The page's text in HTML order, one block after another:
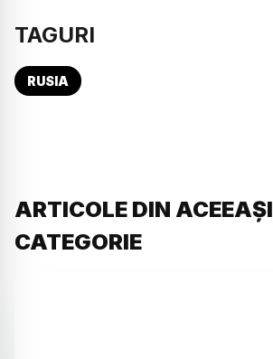
TAGURI
RUSIA
ARTICOLE DIN ACEEAȘI
CATEGORIE